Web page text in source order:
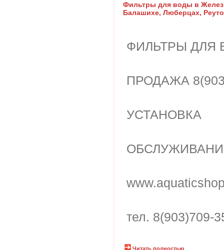
Фильтры для воды в
Балашихе, Люберцах,
ФИЛЬТРЫ ДЛЯ
ПРОДАЖА
УСТАНОВКА
тел. 8(903)709-
Читать полностью